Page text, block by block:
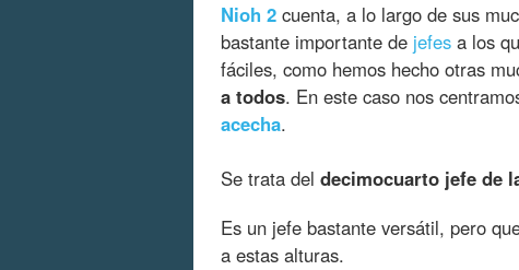
Nioh 2 cuenta, a lo largo de sus
bastante importante de jefes a los
fáciles, como hemos hecho otras
a todos. En este caso nos
acecha.
Se trata del decimocuarto jefe de
Es un jefe bastante versátil, pero
a estas alturas.